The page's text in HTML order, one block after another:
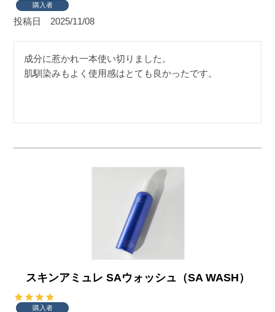
購入者
投稿日 2025/11/08
成分に惹かれ一本使い切りました。
肌馴染みもよく使用感はとても良かったです。
スキンアミュレ SAウォッシュ（SA WASH）
購入者